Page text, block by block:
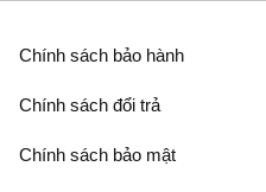
Chính sách bảo hành
Chính sách đổi trả
Chính sách bảo mật